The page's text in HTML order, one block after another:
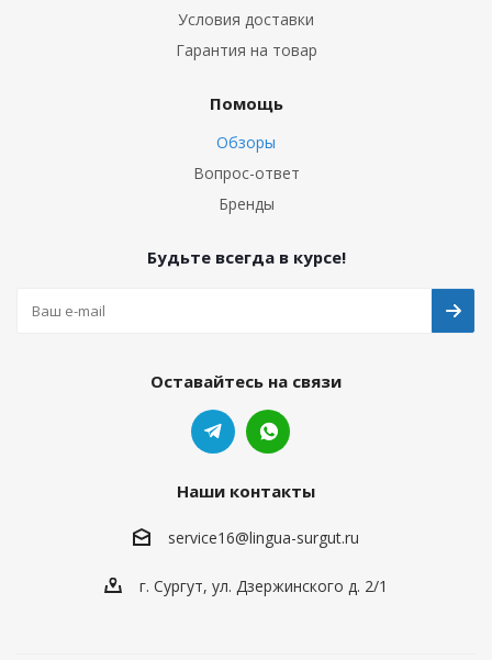
Условия доставки
Гарантия на товар
Помощь
Обзоры
Вопрос-ответ
Бренды
Будьте всегда в курсе!
Оставайтесь на связи
Наши контакты
service16@lingua-surgut.ru
г. Сургут, ул. Дзержинского д. 2/1